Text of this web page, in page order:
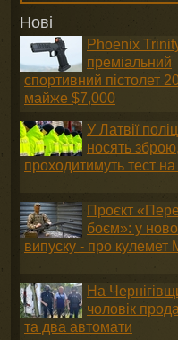
Нові
Phoenix
преміальний
спортивний пістолет
майже $7,000
У Латвії
носять
проходитимуть тест
Проєкт
боєм»: у
випуску - про кулемет
На
чоловік
та два автомати